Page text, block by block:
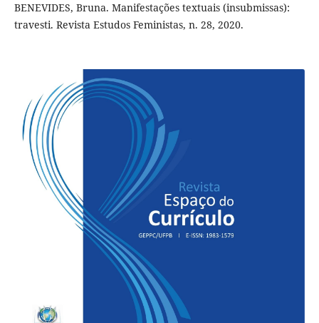
BENEVIDES, Bruna. Manifestações textuais (insubmissas):
travesti. Revista Estudos Feministas, n. 28, 2020.